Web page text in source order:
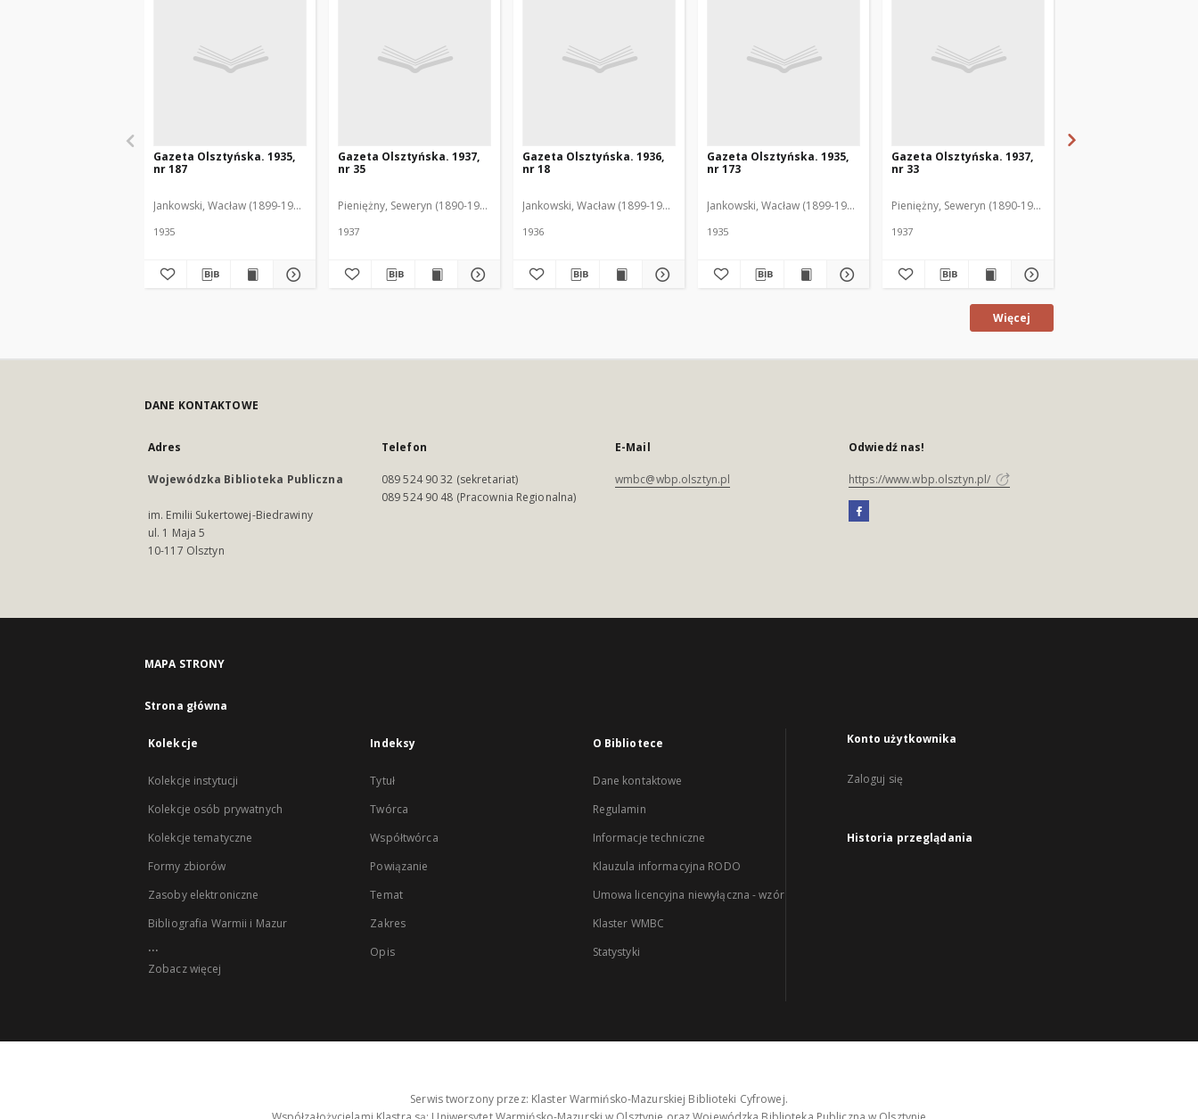
Gazeta Olsztyńska. 1935,
nr 187
Jankowski, Wacław (1899-1975). Red.
1935
Gazeta Olsztyńska. 1937,
nr 35
Pieniężny, Seweryn (1890-1940). Red.
1937
Gazeta Olsztyńska. 1936,
nr 18
Jankowski, Wacław (1899-1975). Red.
1936
Gazeta Olsztyńska. 1935,
nr 173
Jankowski, Wacław (1899-1975). Red.
1935
Gazeta Olsztyńska. 1937,
nr 33
Pieniężny, Seweryn (1890-1940). Red.
1937
Więcej
DANE KONTAKTOWE
Adres
Wojewódzka Biblioteka Publiczna
im. Emilii Sukertowej-Biedrawiny
ul. 1 Maja 5
10-117 Olsztyn
Telefon
089 524 90 32 (sekretariat)
089 524 90 48 (Pracownia Regionalna)
E-Mail
wmbc@wbp.olsztyn.pl
Odwiedź nas!
https://www.wbp.olsztyn.pl/
MAPA STRONY
Strona główna
Kolekcje
Kolekcje instytucji
Kolekcje osób prywatnych
Kolekcje tematyczne
Formy zbiorów
Zasoby elektroniczne
Bibliografia Warmii i Mazur
...
Zobacz więcej
Indeksy
Tytuł
Twórca
Współtwórca
Powiązanie
Temat
Zakres
Opis
O Bibliotece
Dane kontaktowe
Regulamin
Informacje techniczne
Klauzula informacyjna RODO
Umowa licencyjna niewyłączna - wzór
Klaster WMBC
Statystyki
Konto użytkownika
Zaloguj się
Historia przeglądania
Serwis tworzony przez: Klaster Warmińsko-Mazurskiej Biblioteki Cyfrowej.